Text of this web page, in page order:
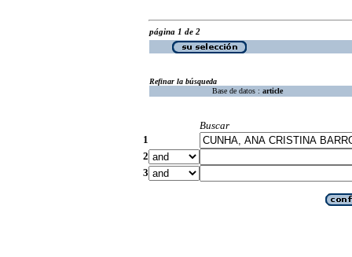
página 1 de 2
Refinar la búsqueda
Base de datos : article
Buscar
1
2
3